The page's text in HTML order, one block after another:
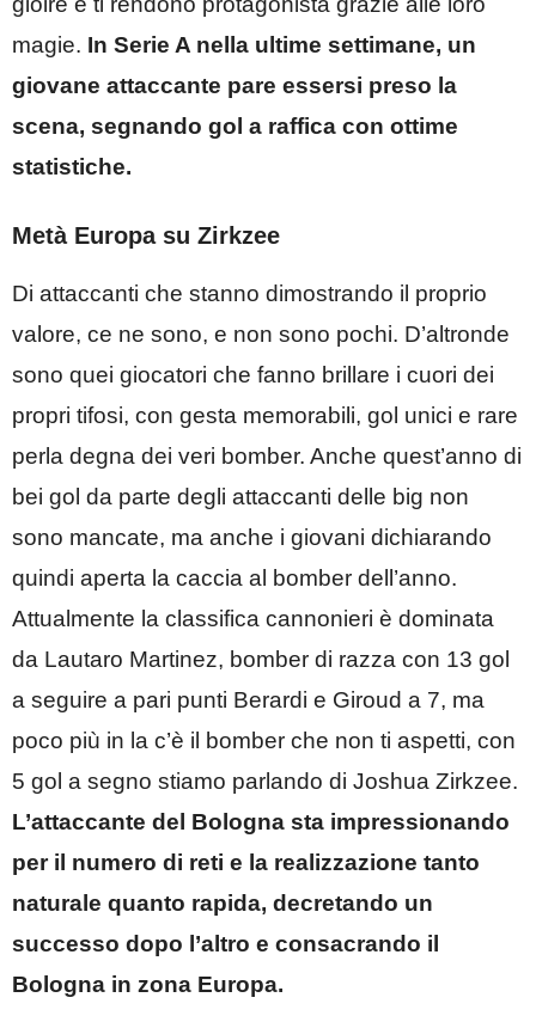
magie. In Serie A nella ultime settimane, un
giovane attaccante pare essersi preso la
scena, segnando gol a raffica con ottime
statistiche.
Metà Europa su Zirkzee
Di attaccanti che stanno dimostrando il proprio
valore, ce ne sono, e non sono pochi. D’altronde
sono quei giocatori che fanno brillare i cuori dei
propri tifosi, con gesta memorabili, gol unici e rare
perla degna dei veri bomber. Anche quest’anno di
bei gol da parte degli attaccanti delle big non
sono mancate, ma anche i giovani dichiarando
quindi aperta la caccia al bomber dell’anno.
Attualmente la classifica cannonieri è dominata
da Lautaro Martinez, bomber di razza con 13 gol
a seguire a pari punti Berardi e Giroud a 7, ma
poco più in la c’è il bomber che non ti aspetti, con
5 gol a segno stiamo parlando di Joshua Zirkzee.
L’attaccante del Bologna sta impressionando
per il numero di reti e la realizzazione tanto
naturale quanto rapida, decretando un
successo dopo l’altro e consacrando il
Bologna in zona Europa.